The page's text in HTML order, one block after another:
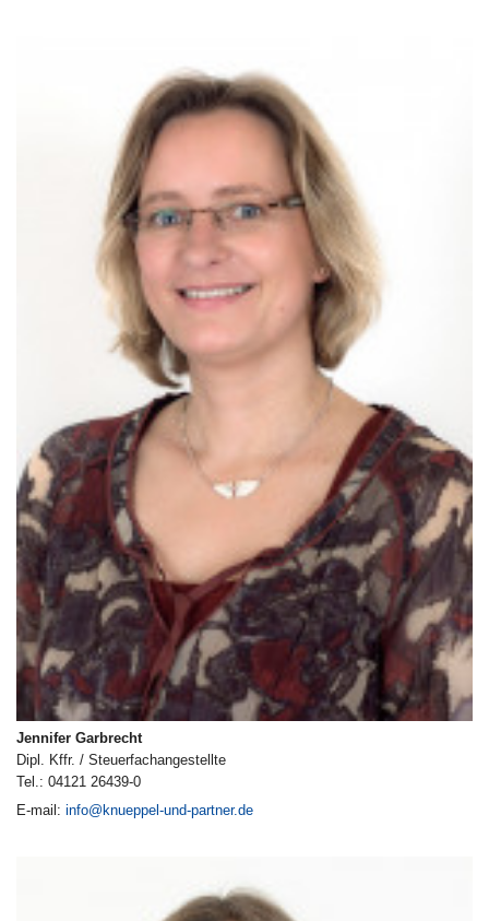
Jennifer Garbrecht
Dipl. Kffr. / Steuerfachangestellte
Tel.: 04121 26439-0
E-mail: info@knueppel-und-partner.de